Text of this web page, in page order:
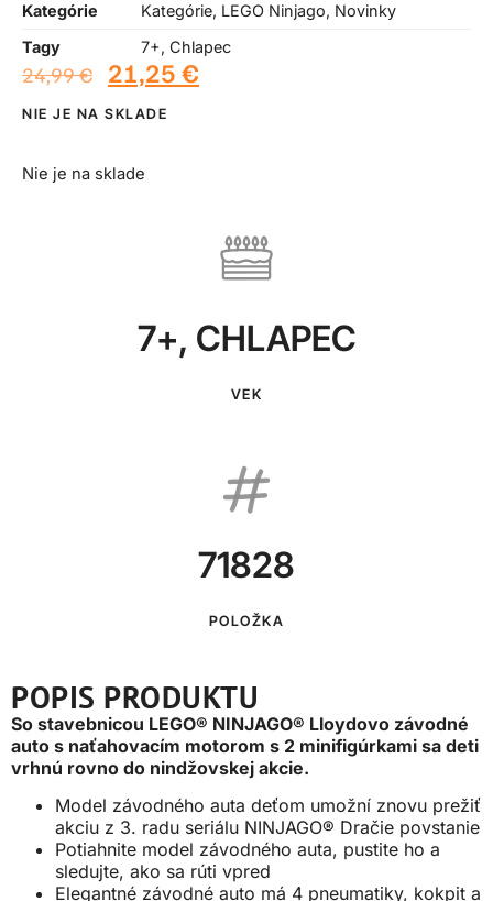
Kategórie
Kategórie, LEGO Ninjago, Novinky
Tagy
7+, Chlapec
24,99€ 21,25 €
NIE JE NA SKLADE
Nie je na sklade
7+, CHLAPEC
VEK
71828
POLOŽKA
POPIS PRODUKTU
So stavebnicou LEGO® NINJAGO® Lloydovo závodné
auto s naťahovacím motorom s 2 minifigúrkami sa deti
vrhnú rovno do nindžovskej akcie.
Model závodného auta deťom umožní znovu prežiť
akciu z 3. radu seriálu NINJAGO® Dračie povstanie
Potiahnite model závodného auta, pustite ho a
sledujte, ako sa rúti vpred
Elegantné závodné auto má 4 pneumatiky, kokpit a